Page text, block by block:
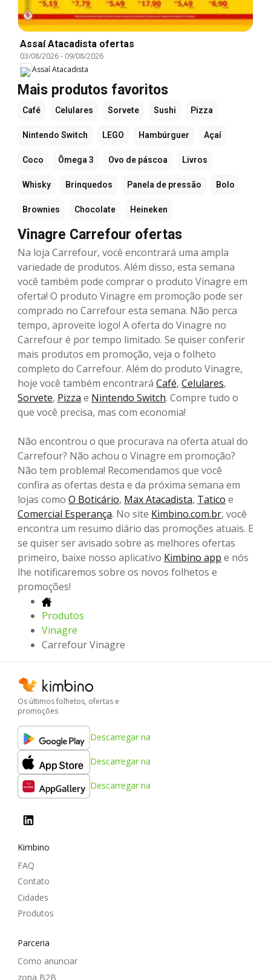
Assaí Atacadista ofertas
03/08/2026- 09/08/2026
Assaí Atacadista
Mais produtos favoritos
Café Celulares Sorvete Sushi Pizza
Nintendo Switch LEGO Hambúrguer Açaí
Coco Ômega 3 Ovo de páscoa Livros
Whisky Brinquedos Panela de pressão Bolo
Brownies Chocolate Heineken
Vinagre Carrefour ofertas
Na loja Carrefour, você encontrará uma ampla
variedade de produtos. Além disso, esta semana
você também pode comprar o produto Vinagre em
oferta! O produto Vinagre em promoção pode ser
comprado no Carrefour esta semana. Não perca
tempo, aproveite logo! A oferta do Vinagre no
Carrefour é por tempo limitado. Se quiser conferir
mais produtos em promoção, veja o folheto
completo do Carrefour. Além do produto Vinagre,
hoje você também encontrará Café, Celulares,
Sorvete, Pizza e Nintendo Switch. Compre tudo o
que você precisa, mas com economia!
Não encontrou o que procurava na oferta atual do
Carrefour? Não achou o Vinagre em promoção?
Não tem problema! Recomendamos que você
confira as ofertas desta e da próxima semana em
lojas como O Boticário, Max Atacadista, Tatico e
Comercial Esperança. No site Kimbino.com.br, você
encontra um resumo diário das promoções atuais. E
se quiser ser avisado sobre as melhores ofertas
primeiro, baixe nosso aplicativo Kimbino app e nós
lhe notificaremos sobre os novos folhetos e
promoções!
Produtos
Vinagre
Carrefour Vinagre
Os últimos folhetos, ofertas e
promoções
Descarregar na
Descarregar na
Descarregar na
Kimbino
FAQ
Contato
Cidades
Produtos
Parceria
Como anunciar
zona B2B